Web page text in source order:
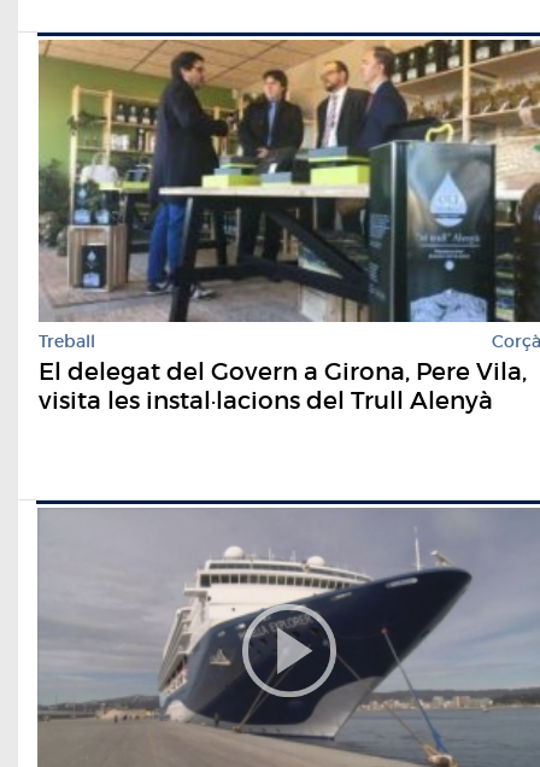
Treball Corçà
El delegat del Govern a Girona, Pere Vila,
visita les instal·lacions del Trull Alenyà